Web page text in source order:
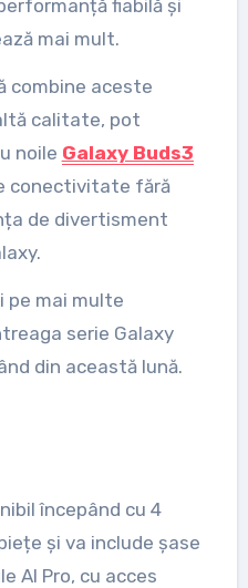
fiabilă și
mai mult.
combine aceste
calitate, pot
noile Galaxy Buds3
conectivitate fără
de divertisment
pe mai multe
serie Galaxy
din această lună.
începând cu 4
și va include șase
AI Pro, cu acces